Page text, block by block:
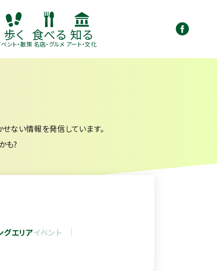
歩く
ント・散策
食べる
名店・グルメ
知る
アート・文化
せない情報を発信しています。
も?
グエリアイベント